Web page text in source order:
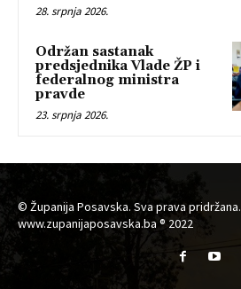
28. srpnja 2026.
Održan sastanak
predsjednika Vlade ŽP i
federalnog ministra
pravde
23. srpnja 2026.
© Županija Posavska. Sva prava pridržana.
www.zupanijaposavska.ba ® 2022